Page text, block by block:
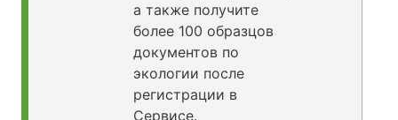
а также получите
более 100 образцов
документов по
экологии после
регистрации в
Сервисе.